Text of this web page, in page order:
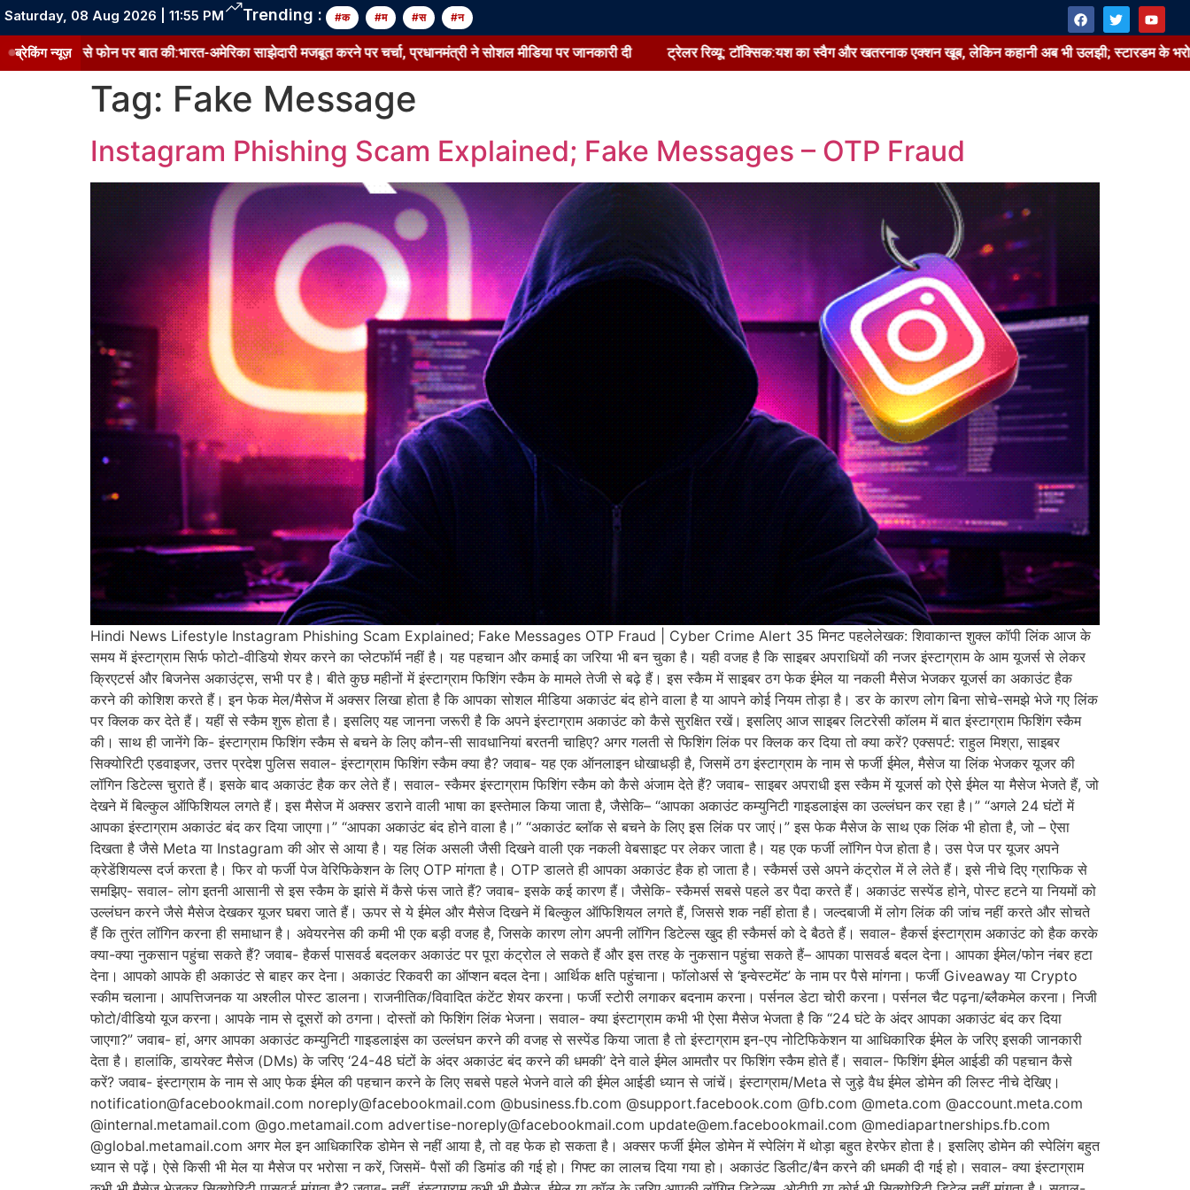
Saturday, 08 Aug 2026 | 11:55 PM Trending : #क #म #स #न
ब्रेकिंग न्यूज़
राष्ट्रपति से फोन पर बात की:भारत-अमेरिका साझेदारी मजबूत करने पर चर्चा, प्रधानमंत्री ने सोशल मीडिया पर जानकारी दी ट्रेलर रिव्यू: टॉक्सिक:यश का स्वैग और खतरनाक एक्शन खूब, लेकिन कहानी अब भी उलझी; स्टारडम के भरोसे
Tag: Fake Message
Instagram Phishing Scam Explained; Fake Messages – OTP Fraud
Hindi News Lifestyle Instagram Phishing Scam Explained; Fake Messages OTP Fraud | Cyber Crime Alert 35 मिनट पहलेलेखक: शिवाकान्त शुक्ल कॉपी लिंक आज के
समय में इंस्टाग्राम सिर्फ फोटो-वीडियो शेयर करने का प्लेटफॉर्म नहीं है। यह पहचान और कमाई का जरिया भी बन चुका है। यही वजह है कि साइबर अपराधियों की नजर इंस्टाग्राम के आम यूजर्स से लेकर
क्रिएटर्स और बिजनेस अकाउंट्स, सभी पर है। बीते कुछ महीनों में इंस्टाग्राम फिशिंग स्कैम के मामले तेजी से बढ़े हैं। इस स्कैम में साइबर ठग फेक ईमेल या नकली मैसेज भेजकर यूजर्स का अकाउंट हैक
करने की कोशिश करते हैं। इन फेक मेल/मैसेज में अक्सर लिखा होता है कि आपका सोशल मीडिया अकाउंट बंद होने वाला है या आपने कोई नियम तोड़ा है। डर के कारण लोग बिना सोचे-समझे भेजे गए लिंक
पर क्लिक कर देते हैं। यहीं से स्कैम शुरू होता है। इसलिए यह जानना जरूरी है कि अपने इंस्टाग्राम अकाउंट को कैसे सुरक्षित रखें। इसलिए आज साइबर लिटरेसी कॉलम में बात इंस्टाग्राम फिशिंग स्कैम
की। साथ ही जानेंगे कि- इंस्टाग्राम फिशिंग स्कैम से बचने के लिए कौन-सी सावधानियां बरतनी चाहिए? अगर गलती से फिशिंग लिंक पर क्लिक कर दिया तो क्या करें? एक्सपर्ट: राहुल मिश्रा, साइबर
सिक्योरिटी एडवाइजर, उत्तर प्रदेश पुलिस सवाल- इंस्टाग्राम फिशिंग स्कैम क्या है? जवाब- यह एक ऑनलाइन धोखाधड़ी है, जिसमें ठग इंस्टाग्राम के नाम से फर्जी ईमेल, मैसेज या लिंक भेजकर यूजर की
लॉगिन डिटेल्स चुराते हैं। इसके बाद अकाउंट हैक कर लेते हैं। सवाल- स्कैमर इंस्टाग्राम फिशिंग स्कैम को कैसे अंजाम देते हैं? जवाब- साइबर अपराधी इस स्कैम में यूजर्स को ऐसे ईमेल या मैसेज भेजते हैं, जो
देखने में बिल्कुल ऑफिशियल लगते हैं। इस मैसेज में अक्सर डराने वाली भाषा का इस्तेमाल किया जाता है, जैसेकि– “आपका अकाउंट कम्युनिटी गाइडलाइंस का उल्लंघन कर रहा है।” “अगले 24 घंटों में
आपका इंस्टाग्राम अकाउंट बंद कर दिया जाएगा।” “आपका अकाउंट बंद होने वाला है।” “अकाउंट ब्लॉक से बचने के लिए इस लिंक पर जाएं।” इस फेक मैसेज के साथ एक लिंक भी होता है, जो – ऐसा
दिखता है जैसे Meta या Instagram की ओर से आया है। यह लिंक असली जैसी दिखने वाली एक नकली वेबसाइट पर लेकर जाता है। यह एक फर्जी लॉगिन पेज होता है। उस पेज पर यूजर अपने
क्रेडेंशियल्स दर्ज करता है। फिर वो फर्जी पेज वेरिफिकेशन के लिए OTP मांगता है। OTP डालते ही आपका अकाउंट हैक हो जाता है। स्कैमर्स उसे अपने कंट्रोल में ले लेते हैं। इसे नीचे दिए ग्राफिक से
समझिए- सवाल- लोग इतनी आसानी से इस स्कैम के झांसे में कैसे फंस जाते हैं? जवाब- इसके कई कारण हैं। जैसेकि- स्कैमर्स सबसे पहले डर पैदा करते हैं। अकाउंट सस्पेंड होने, पोस्ट हटने या नियमों को
उल्लंघन करने जैसे मैसेज देखकर यूजर घबरा जाते हैं। ऊपर से ये ईमेल और मैसेज दिखने में बिल्कुल ऑफिशियल लगते हैं, जिससे शक नहीं होता है। जल्दबाजी में लोग लिंक की जांच नहीं करते और सोचते
हैं कि तुरंत लॉगिन करना ही समाधान है। अवेयरनेस की कमी भी एक बड़ी वजह है, जिसके कारण लोग अपनी लॉगिन डिटेल्स खुद ही स्कैमर्स को दे बैठते हैं। सवाल- हैकर्स इंस्टाग्राम अकाउंट को हैक करके
क्या-क्या नुकसान पहुंचा सकते हैं? जवाब- हैकर्स पासवर्ड बदलकर अकाउंट पर पूरा कंट्रोल ले सकते हैं और इस तरह के नुकसान पहुंचा सकते हैं– आपका पासवर्ड बदल देना। आपका ईमेल/फोन नंबर हटा
देना। आपको आपके ही अकाउंट से बाहर कर देना। अकाउंट रिकवरी का ऑप्शन बदल देना। आर्थिक क्षति पहुंचाना। फॉलोअर्स से ‘इन्वेस्टमेंट’ के नाम पर पैसे मांगना। फर्जी Giveaway या Crypto
स्कीम चलाना। आपत्तिजनक या अश्लील पोस्ट डालना। राजनीतिक/विवादित कंटेंट शेयर करना। फर्जी स्टोरी लगाकर बदनाम करना। पर्सनल डेटा चोरी करना। पर्सनल चैट पढ़ना/ब्लैकमेल करना। निजी
फोटो/वीडियो यूज करना। आपके नाम से दूसरों को ठगना। दोस्तों को फिशिंग लिंक भेजना। सवाल- क्या इंस्टाग्राम कभी भी ऐसा मैसेज भेजता है कि “24 घंटे के अंदर आपका अकाउंट बंद कर दिया
जाएगा?” जवाब- हां, अगर आपका अकाउंट कम्युनिटी गाइडलाइंस का उल्लंघन करने की वजह से सस्पेंड किया जाता है तो इंस्टाग्राम इन-एप नोटिफिकेशन या आधिकारिक ईमेल के जरिए इसकी जानकारी
देता है। हालांकि, डायरेक्ट मैसेज (DMs) के जरिए ‘24-48 घंटों के अंदर अकाउंट बंद करने की धमकी’ देने वाले ईमेल आमतौर पर फिशिंग स्कैम होते हैं। सवाल- फिशिंग ईमेल आईडी की पहचान कैसे
करें? जवाब- इंस्टाग्राम के नाम से आए फेक ईमेल की पहचान करने के लिए सबसे पहले भेजने वाले की ईमेल आईडी ध्यान से जांचें। इंस्टाग्राम/Meta से जुड़े वैध ईमेल डोमेन की लिस्ट नीचे देखिए।
notification@facebookmail.com noreply@facebookmail.com @business.fb.com @support.facebook.com @fb.com @meta.com @account.meta.com
@internal.metamail.com @go.metamail.com advertise-noreply@facebookmail.com update@em.facebookmail.com @mediapartnerships.fb.com
@global.metamail.com अगर मेल इन आधिकारिक डोमेन से नहीं आया है, तो वह फेक हो सकता है। अक्सर फर्जी ईमेल डोमेन में स्पेलिंग में थोड़ा बहुत हेरफेर होता है। इसलिए डोमेन की स्पेलिंग बहुत
ध्यान से पढ़ें। ऐसे किसी भी मेल या मैसेज पर भरोसा न करें, जिसमें- पैसों की डिमांड की गई हो। गिफ्ट का लालच दिया गया हो। अकाउंट डिलीट/बैन करने की धमकी दी गई हो। सवाल- क्या इंस्टाग्राम